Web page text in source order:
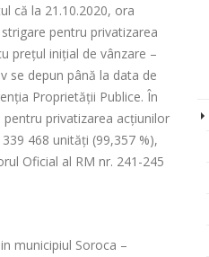
că la 21.10.2020, ora
pentru privatizarea
preţul iniţial de vânzare –
se depun până la data de
Proprietăţii Publice. În
privatizarea acţiunilor
468 unităţi (99,357 %),
Oficial al RM nr. 241-245
municipiul Soroca –